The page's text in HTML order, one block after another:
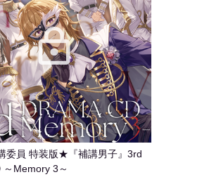
委員 特装版★『補講男子』3rd
～Memory 3～